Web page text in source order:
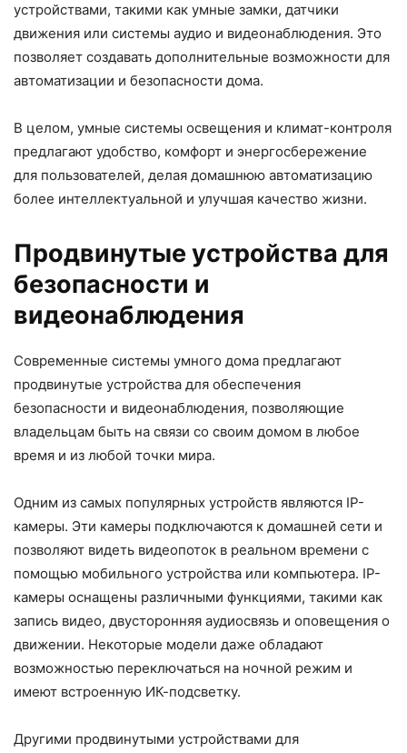
устройствами, такими как умные замки, датчики
движения или системы аудио и видеонаблюдения. Это
позволяет создавать дополнительные возможности для
автоматизации и безопасности дома.
В целом, умные системы освещения и климат-контроля
предлагают удобство, комфорт и энергосбережение
для пользователей, делая домашнюю автоматизацию
более интеллектуальной и улучшая качество жизни.
Продвинутые устройства для
безопасности и
видеонаблюдения
Современные системы умного дома предлагают
продвинутые устройства для обеспечения
безопасности и видеонаблюдения, позволяющие
владельцам быть на связи со своим домом в любое
время и из любой точки мира.
Одним из самых популярных устройств являются IP-
камеры. Эти камеры подключаются к домашней сети и
позволяют видеть видеопоток в реальном времени с
помощью мобильного устройства или компьютера. IP-
камеры оснащены различными функциями, такими как
запись видео, двусторонняя аудиосвязь и оповещения о
движении. Некоторые модели даже обладают
возможностью переключаться на ночной режим и
имеют встроенную ИК-подсветку.
Другими продвинутыми устройствами для